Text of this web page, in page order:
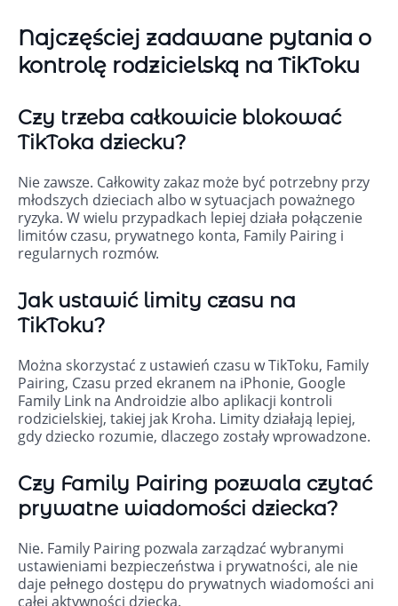
Najczęściej zadawane pytania o
kontrolę rodzicielską na TikToku
Czy trzeba całkowicie blokować
TikToka dziecku?
Nie zawsze. Całkowity zakaz może być potrzebny przy
młodszych dzieciach albo w sytuacjach poważnego
ryzyka. W wielu przypadkach lepiej działa połączenie
limitów czasu, prywatnego konta, Family Pairing i
regularnych rozmów.
Jak ustawić limity czasu na
TikToku?
Można skorzystać z ustawień czasu w TikToku, Family
Pairing, Czasu przed ekranem na iPhonie, Google
Family Link na Androidzie albo aplikacji kontroli
rodzicielskiej, takiej jak Kroha. Limity działają lepiej,
gdy dziecko rozumie, dlaczego zostały wprowadzone.
Czy Family Pairing pozwala czytać
prywatne wiadomości dziecka?
Nie. Family Pairing pozwala zarządzać wybranymi
ustawieniami bezpieczeństwa i prywatności, ale nie
daje pełnego dostępu do prywatnych wiadomości ani
całej aktywności dziecka.